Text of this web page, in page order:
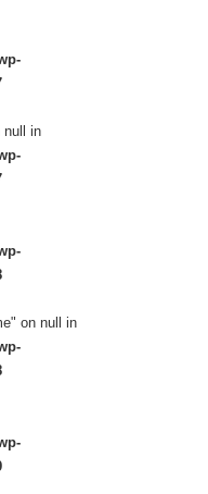
null in
on null in